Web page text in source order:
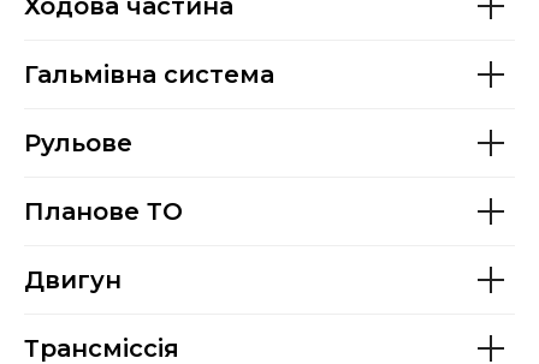
Ходова частина
Гальмівна система
Рульове
Планове ТО
Двигун
Трансміссія